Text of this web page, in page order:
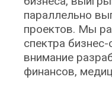
параллельно
проектов. Мы
спектра
внимание
финансов,